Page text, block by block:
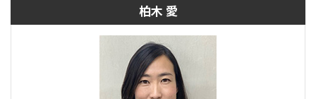
柏木 愛